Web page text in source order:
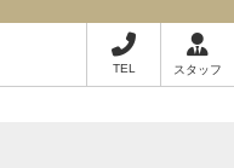
TEL スタッフ